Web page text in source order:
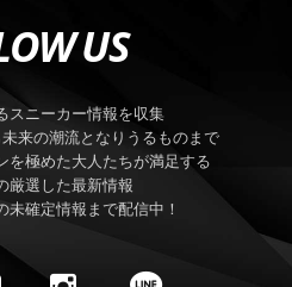
US
スニーカー情報を収集
来の潮流となりうるものまで
を極めた大人たちが満足する
厳選した最新情報
未確定情報まで配信中！